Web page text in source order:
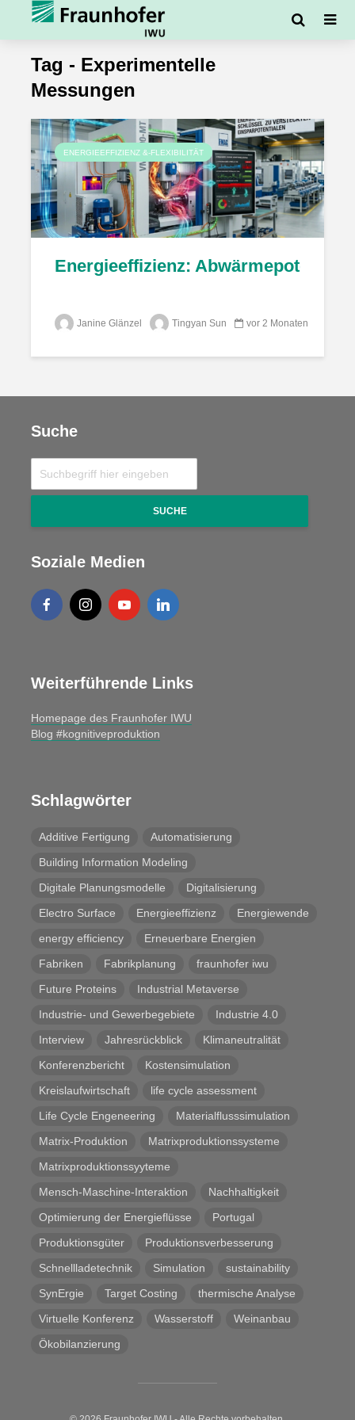
Tag - Experimentelle
Messungen
ENERGIEEFFIZIENZ &-FLEXIBILITÄT
Energieeffizienz:
Janine Glänzel Tingyan Sun vor 2 Monaten
Suche
SUCHE
Soziale Medien
Weiterführende Links
Homepage des Fraunhofer IWU
Blog #kognitiveproduktion
Schlagwörter
Additive Fertigung
Automatisierung
Building Information Modeling
Digitale Planungsmodelle
Digitalisierung
Electro Surface
Energieeffizienz
Energiewende
energy efficiency
Erneuerbare Energien
Fabriken
Fabrikplanung
fraunhofer iwu
Future Proteins
Industrial Metaverse
Industrie- und Gewerbegebiete
Industrie 4.0
Interview
Jahresrückblick
Klimaneutralität
Konferenzbericht
Kostensimulation
Kreislaufwirtschaft
life cycle assessment
Life Cycle Engeneering
Materialflusssimulation
Matrix-Produktion
Matrixproduktionssysteme
Matrixproduktionssyyteme
Mensch-Maschine-Interaktion
Nachhaltigkeit
Optimierung der Energieflüsse
Portugal
Produktionsgüter
Produktionsverbesserung
Schnellladetechnik
Simulation
sustainability
SynErgie
Target Costing
thermische Analyse
Virtuelle Konferenz
Wasserstoff
Weinanbau
Ökobilanzierung